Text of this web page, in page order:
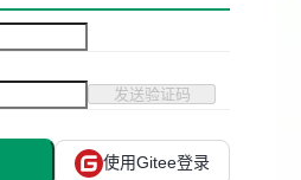
发送验证码
使用Gitee登录